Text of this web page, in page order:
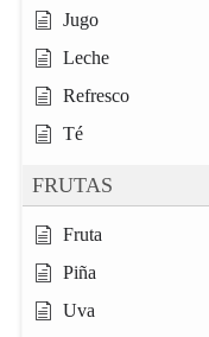
Jugo
Leche
Refresco
Té
FRUTAS
Fruta
Piña
Uva